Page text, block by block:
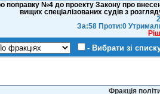
поправку №4 до проекту Закону про
вищих спеціалізованих судів з
За:58 Проти:0
- Вибрати зі
Фракція